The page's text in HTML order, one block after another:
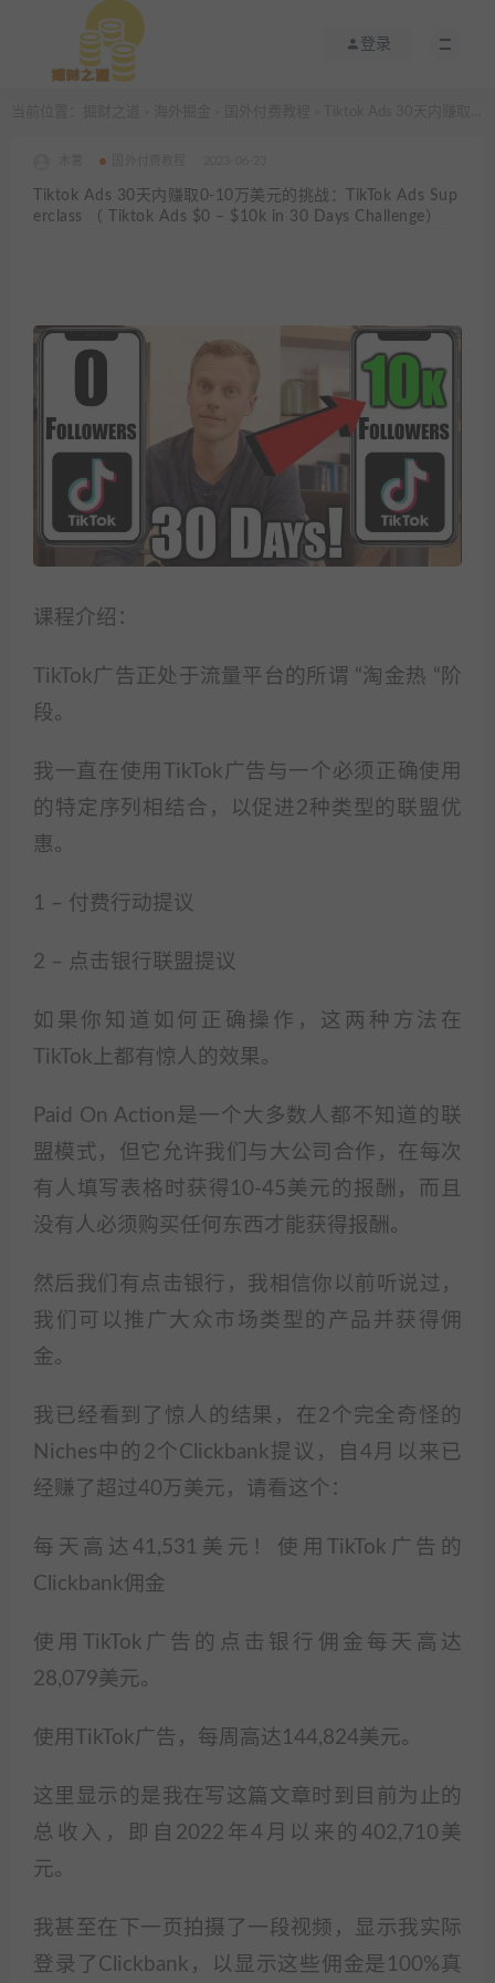
登录
Tiktok Ads 30天内赚取0-10万美元的挑战：TikTok Ads Sup
erclass （ Tiktok Ads $0 – $10k in 30 Days Challenge）
课程介绍：
TikTok广告正处于流量平台的所谓 “淘金热 “阶
段。
我一直在使用TikTok广告与一个必须正确使用
的特定序列相结合，以促进2种类型的联盟优
惠。
1 – 付费行动提议
2 – 点击银行联盟提议
如果你知道如何正确操作，这两种方法在
TikTok上都有惊人的效果。
Paid On Action是一个大多数人都不知道的联
盟模式，但它允许我们与大公司合作，在每次
有人填写表格时获得10-45美元的报酬，而且
没有人必须购买任何东西才能获得报酬。
然后我们有点击银行，我相信你以前听说过，
我们可以推广大众市场类型的产品并获得佣
金。
我已经看到了惊人的结果，在2个完全奇怪的
Niches中的2个Clickbank提议，自4月以来已
经赚了超过40万美元，请看这个：
每天高达41,531美元！使用TikTok广告的
Clickbank佣金
使用TikTok广告的点击银行佣金每天高达
28,079美元。
使用TikTok广告，每周高达144,824美元。
这里显示的是我在写这篇文章时到目前为止的
总收入，即自2022年4月以来的402,710美
元。
我甚至在下一页拍摄了一段视频，显示我实际
登录了Clickbank，以显示这些佣金是100%真